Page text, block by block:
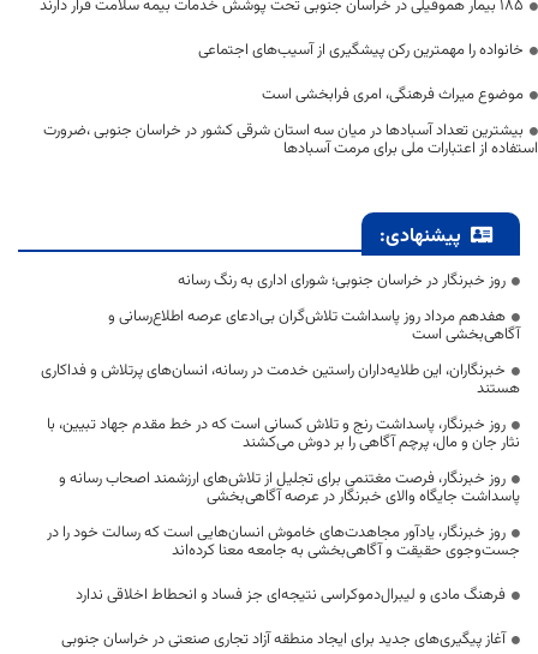
۱۸۵ بیمار هموفیلی در خراسان جنوبی تحت پوشش خدمات بیمه سلامت قرار دارند
خانواده را مهمترین رکن پیشگیری از آسیب‌های اجتماعی
موضوع میراث فرهنگی، امری فرابخشی است
بیشترین تعداد آسبادها در میان سه استان شرقی کشور در خراسان جنوبی ،ضرورت
استفاده از اعتبارات ملی برای مرمت آسبادها
پیشنهادی:
روز خبرنگار در خراسان جنوبی؛ شورای اداری به رنگ رسانه
هفدهم مرداد روز پاسداشت تلاش‌گران بی‌ادعای عرصه اطلاع‌رسانی و
آگاهی‌بخشی است
خبرنگاران، این طلایه‌داران راستین خدمت در رسانه، انسان‌های پرتلاش و فداکاری
هستند
روز خبرنگار، پاسداشت رنج و تلاش کسانی است که در خط مقدم جهاد تبیین، با
نثار جان و مال، پرچم آگاهی را بر دوش می‌کشند
روز خبرنگار، فرصت مغتنمی برای تجلیل از تلاش‌های ارزشمند اصحاب رسانه و
پاسداشت جایگاه والای خبرنگار در عرصه آگاهی‌بخشی
روز خبرنگار، یادآور مجاهدت‌های خاموش انسان‌هایی است که رسالت خود را در
جست‌وجوی حقیقت و آگاهی‌بخشی به جامعه معنا کرده‌اند
فرهنگ مادی و لیبرال‌دموکراسی نتیجه‌ای جز فساد و انحطاط اخلاقی ندارد
آغاز پیگیری‌های جدید برای ایجاد منطقه آزاد تجاری صنعتی در خراسان جنوبی